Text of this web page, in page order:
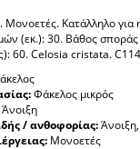
Μονοετές. Kατάλληλο
(εκ.): 30. Βάθος
60. Celosia cristata. C114
Φάκελος μικρός
Άνοιξη
/ ανθοφορίας:
Μονοετές